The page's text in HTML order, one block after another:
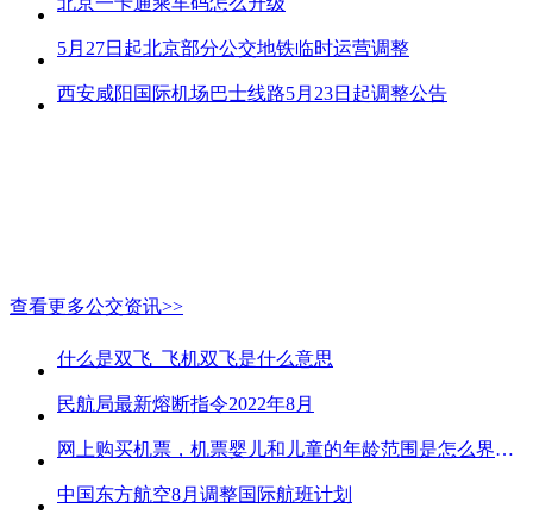
5月27日起北京部分公交地铁临时运营调整
西安咸阳国际机场巴士线路5月23日起调整公告
查看更多公交资讯>>
什么是双飞_飞机双飞是什么意思
民航局最新熔断指令2022年8月
网上购买机票，机票婴儿和儿童的年龄范围是怎么界定的？
中国东方航空8月调整国际航班计划